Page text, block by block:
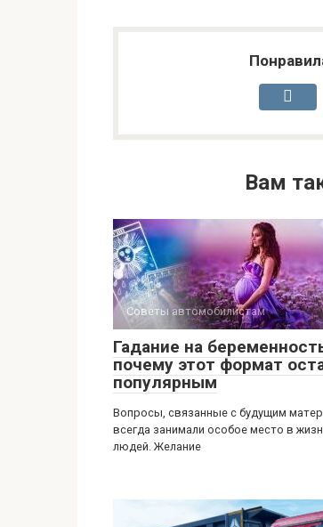
Вам
Советы автомобилистам
Гадание на
почему этот формат
популярным
Вопросы, связанные с будущим
всегда занимали особое место в
людей. Желание